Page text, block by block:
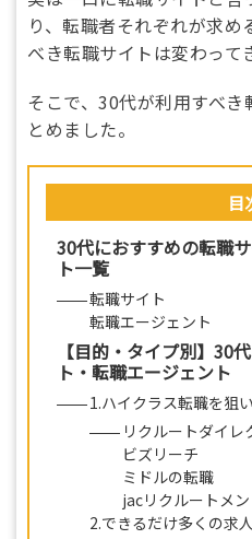
り、転職者それぞれが求
べき転職サイトは変わって
そこで、30代が利用すべ
とめました。
目
30代におすすめの転職
ト一覧
転職サイト
転職エージェント
【目的・タイプ別】30
ト・転職エージェント
1.ハイクラス転職を狙
リクルートダイレ
ビズリーチ
ミドルの転職
jacリクルートメン
2.できるだけ多くの求